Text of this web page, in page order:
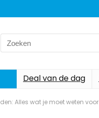
Search
for:
Deal van de dag
Alles wat je moet weten